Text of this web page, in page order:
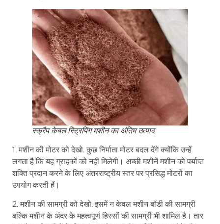
स्क्रैप केबल स्ट्रिपिंग मशीन का अंतिम उत्पाद
1. मशीन की मोटर को देखो. कुछ निर्माता मोटर बदल देंगे क्योंकि उन्हें
लगता है कि यह ग्राहकों को नहीं मिलेगी। अच्छी मशीनें मशीन को पर्याप्त
शक्ति प्रदान करने के लिए अंतरराष्ट्रीय स्तर पर प्रसिद्ध मोटरों का
उपयोग करती हैं।
2. मशीन की सामग्री को देखो. इसमें न केवल मशीन बॉडी की सामग्री
बल्कि मशीन के अंदर के महत्वपूर्ण हिस्सों की सामग्री भी शामिल है। तार